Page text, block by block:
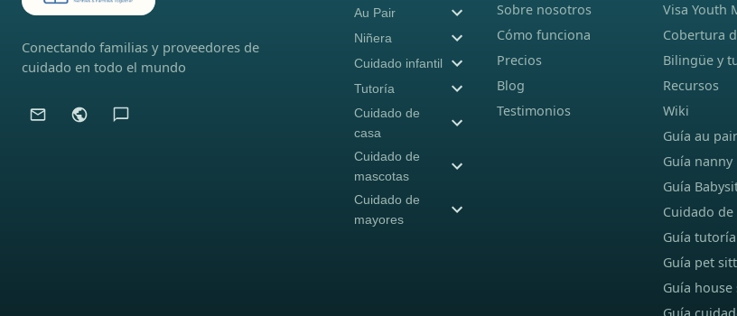
Conectando familias y proveedores de
cuidado en todo el mundo
Au Pair
Niñera
Cuidado infantil
Tutoría
Cuidado de
casa
Cuidado de
mascotas
Cuidado de
mayores
Sobre nosotros
Cómo funciona
Precios
Blog
Testimonios
Visa Youth
Cobertura
Bilingüe y
Recursos
Wiki
Guía au pair
Guía nanny
Guía
Cuidado
Guía tutoría
Guía pet
Guía